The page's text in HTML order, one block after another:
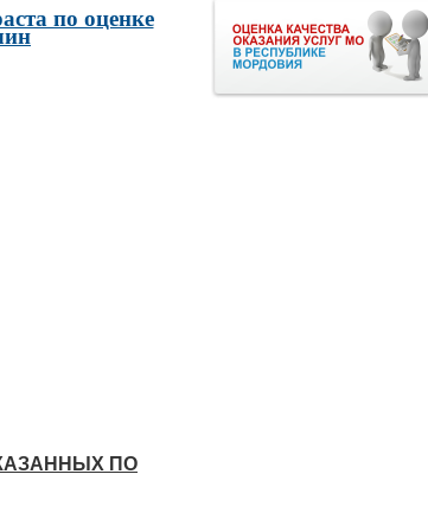
по оценке
ПО